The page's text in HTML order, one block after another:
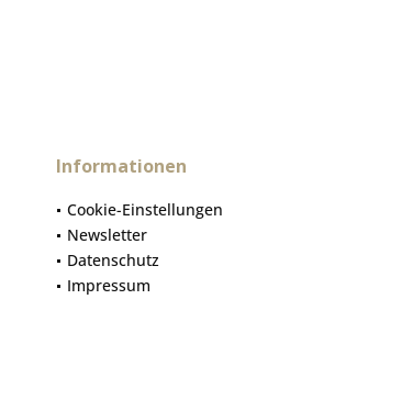
Informationen
Cookie-Einstellungen
Newsletter
Datenschutz
Impressum